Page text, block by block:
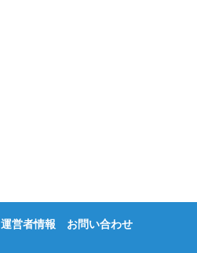
運営者情報 お問い合わせ